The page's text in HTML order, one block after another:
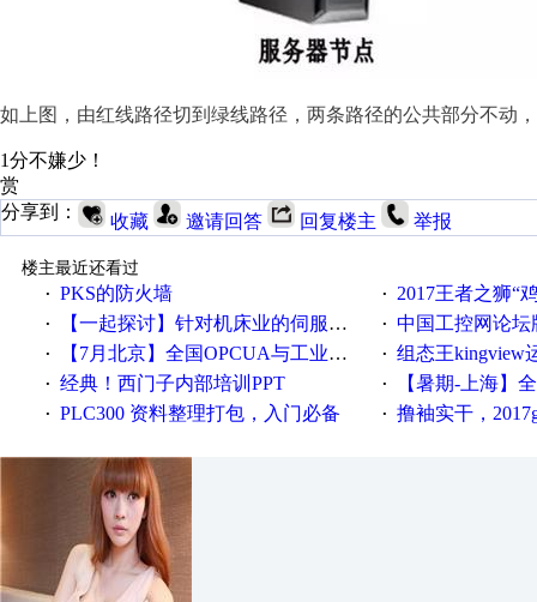
如上图，由红线路径切到绿线路径，两条路径的公共部分不动
1分不嫌少！
赏
分享到：
收藏 邀请回答 回复楼主 举报
楼主最近还看过
· PKS的防火墙 · 2017王者之狮“鸡”情签到
· 【一起探讨】针对机床业的伺服系统发展，您的期望是什么？ · 中国工控网论坛版
· 【7月北京】全国OPCUA与工业互联技术培训班通知！ · 组态王kingview
· 经典！西门子内部培训PPT · 【暑期-上海】全国工业
· PLC300 资料整理打包，入门必备 · 撸袖实干，2017gongkong®第